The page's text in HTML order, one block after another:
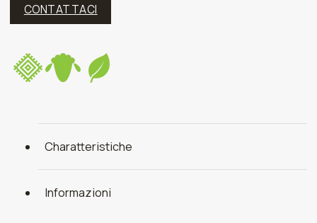
CONTATTACI
Charatteristiche
Informazioni